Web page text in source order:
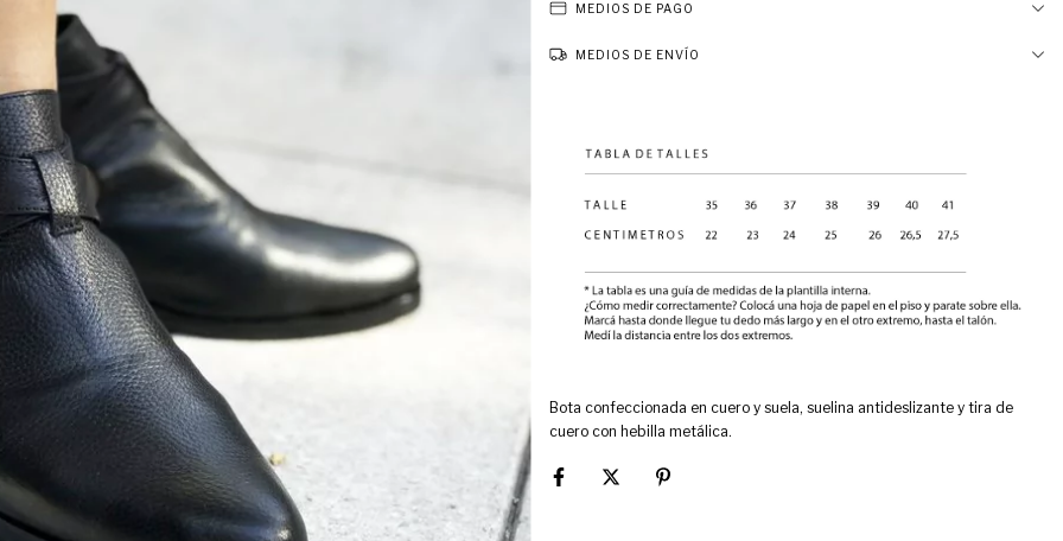
MEDIOS DE PAGO
MEDIOS DE ENVÍO
Bota confeccionada en cuero y suela, suelina antideslizante y tira de
cuero con hebilla metálica.